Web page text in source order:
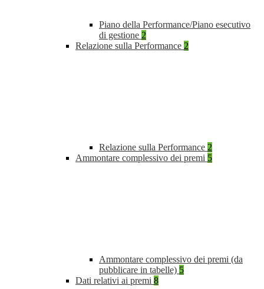
Piano della Performance/Piano esecutivo
di gestione 2
Relazione sulla Performance 2
Relazione sulla Performance 2
Ammontare complessivo dei premi 5
Ammontare complessivo dei premi (da
pubblicare in tabelle) 5
Dati relativi ai premi 8